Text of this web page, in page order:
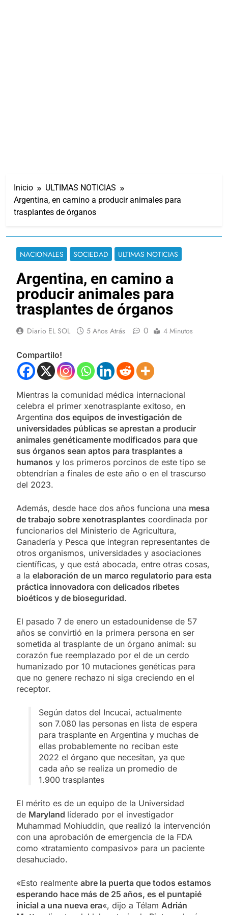
Inicio
ULTIMAS NOTICIAS
Argentina, en camino a producir animales para
trasplantes de órganos
NACIONALES SOCIEDAD ULTIMAS NOTICIAS
Argentina, en camino a
producir animales para
trasplantes de órganos
Diario EL SOL 5 Años Atrás 0 4 Minutos
Compartilo!
Mientras la comunidad médica internacional
celebra el primer xenotrasplante exitoso, en
Argentina dos equipos de investigación de
universidades públicas se aprestan a producir
animales genéticamente modificados para que
sus órganos sean aptos para trasplantes a
humanos y los primeros porcinos de este tipo se
obtendrían a finales de este año o en el trascurso
del 2023.
Además, desde hace dos años funciona una mesa
de trabajo sobre xenotrasplantes coordinada por
funcionarios del Ministerio de Agricultura,
Ganadería y Pesca que integran representantes de
otros organismos, universidades y asociaciones
científicas, y que está abocada, entre otras cosas,
a la elaboración de un marco regulatorio para esta
práctica innovadora con delicados ribetes
bioéticos y de bioseguridad.
El pasado 7 de enero un estadounidense de 57
años se convirtió en la primera persona en ser
sometida al trasplante de un órgano animal: su
corazón fue reemplazado por el de un cerdo
humanizado por 10 mutaciones genéticas para
que no genere rechazo ni siga creciendo en el
receptor.
Según datos del Incucai, actualmente
son 7.080 las personas en lista de espera
para trasplante en Argentina y muchas de
ellas probablemente no reciban este
2022 el órgano que necesitan, ya que
cada año se realiza un promedio de
1.900 trasplantes
El mérito es de un equipo de la Universidad
de Maryland liderado por el investigador
Muhammad Mohiuddin, que realizó la intervención
con una aprobación de emergencia de la FDA
como «tratamiento compasivo» para un paciente
desahuciado.
«Esto realmente abre la puerta que todos estamos
esperando hace más de 25 años, es el puntapié
inicial a una nueva era«, dijo a Télam Adrián